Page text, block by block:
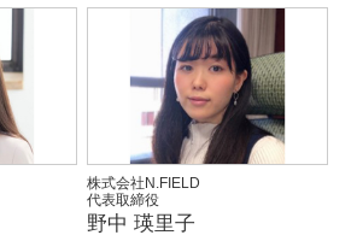
株式会社N.FIELD
代表取締役
野中 瑛里子